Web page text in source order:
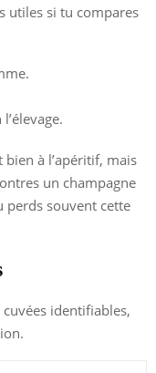
utiles si tu compares
à l’apéritif, mais
un champagne
perds souvent cette
identifiables,